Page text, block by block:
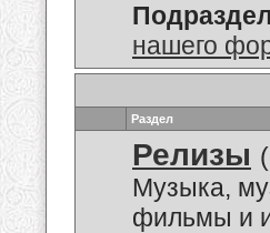
нашего
Раздел
Релизы
Музыка,
фильмы и